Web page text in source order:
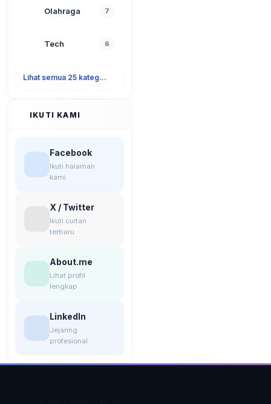
Olahraga 7
Tech 6
Lihat semua 25 kategori
IKUTI KAMI
Facebook
Ikuti halaman
kami
X / Twitter
Ikuti cuitan
terbaru
About.me
Lihat profil
lengkap
LinkedIn
Jejaring
profesional